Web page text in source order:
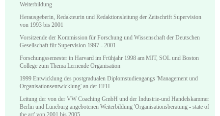
Weiterbildung
Herausgeberin, Redakteurin und Redaktionsleitung der Zeitschrift Supervision
von 1993 bis 2001
Vorsitzende der Kommission für Forschung und Wissenschaft der Deutschen
Gesellschaft für Supervision 1997 - 2001
Forschungssemester in Harvard im Frühjahr 1998 am MIT, SOL und Boston
College zum Thema Lernende Organisation
1999 Entwicklung des postgradualen Diplomstudiengangs 'Management und
Organisationsentwicklung' an der EFH
Leitung der von der VW Coaching GmbH und der Industrie-und Handelskammer
Berlin und Lüneburg angebotenen Weiterbildung 'Organisationsberatung - state of
the art' von 2001 bis 2005